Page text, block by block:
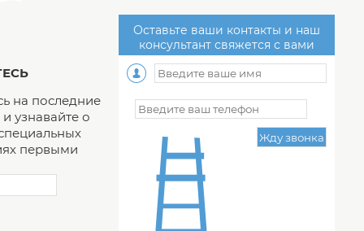
на последние
узнавайте о
первыми
Оставьте ваши контакты и наш
консультант свяжется с вами